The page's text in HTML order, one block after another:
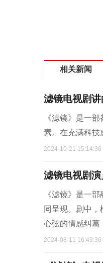
相关新闻
滤镜电视剧
《滤镜》是一
素。在充满科技
2024-10-21 15:14:36
滤镜电视剧
《滤镜》是一
同呈现。剧中
心弦的情感纠葛
2024-08-11 16:49:36